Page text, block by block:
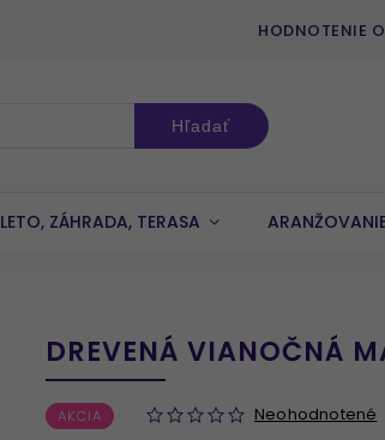
HODNOTENIE
Hľadať
LETO, ZÁHRADA, TERASA
DREVENÁ VIANOČNÁ
AKCIA Neohodnotené